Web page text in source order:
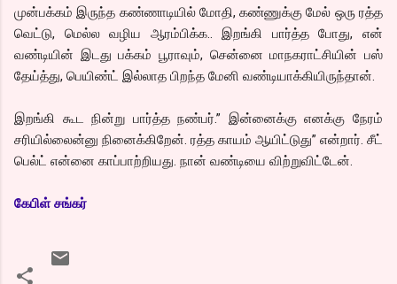
முன்பக்கம் இருந்த கண்ணாடியில் மோதி, கண்ணுக்கு மேல் ஒரு ரத்த
வெட்டு, மெல்ல வழிய ஆரம்பிக்க.. இறங்கி பார்த்த போது, என்
வண்டியின் இடது பக்கம் பூராவும், சென்னை மாநகராட்சியின் பஸ்
தேய்த்து, பெயிண்ட் இல்லாத பிறந்த மேனி வண்டியாக்கியிருந்தான்.
இறங்கி கூட நின்று பார்த்த நண்பர்.” இன்னைக்கு எனக்கு நேரம்
சரியில்லைன்னு நினைக்கிறேன். ரத்த காயம் ஆயிட்டுது” என்றார். சீட்
பெல்ட் என்னை காப்பாற்றியது. நான் வண்டியை விற்றுவிட்டேன்.
கேபிள் சங்கர்